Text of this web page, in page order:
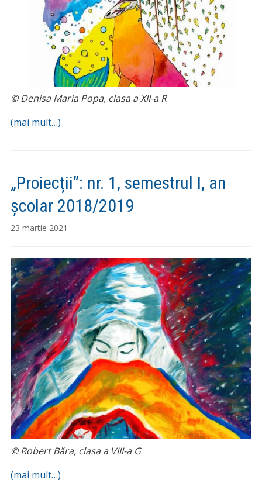
© Denisa Maria Popa, clasa a XII-a R
(mai mult…)
„Proiecții”: nr. 1, semestrul I, an
școlar 2018/2019
23 martie 2021
© Robert Băra, clasa a VIII-a G
(mai mult…)